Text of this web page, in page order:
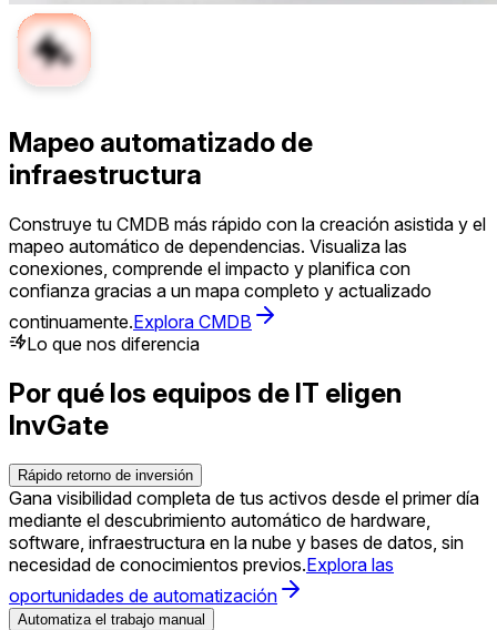
Mapeo automatizado de
infraestructura
Construye tu CMDB más rápido con la creación asistida y el
mapeo automático de dependencias. Visualiza las
conexiones, comprende el impacto y planifica con
confianza gracias a un mapa completo y actualizado
continuamente.Explora CMDB
Lo que nos diferencia
Por qué los equipos de IT eligen
InvGate
Rápido retorno de inversión
Gana visibilidad completa de tus activos desde el primer día
mediante el descubrimiento automático de hardware,
software, infraestructura en la nube y bases de datos, sin
necesidad de conocimientos previos.Explora las
oportunidades de automatización
Automatiza el trabajo manual